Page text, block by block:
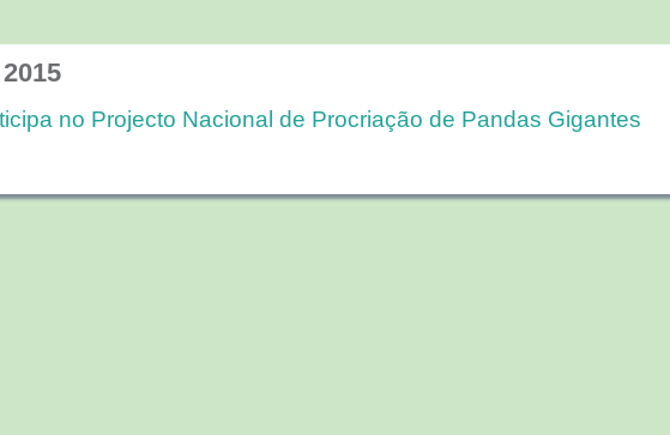
no Projecto Nacional de Procriação de Pandas Gigantes